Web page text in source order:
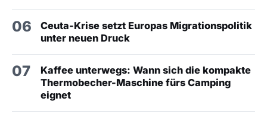
06
Ceuta-Krise setzt Europas Migrationspolitik
unter neuen Druck
07
Kaffee unterwegs: Wann sich die kompakte
Thermobecher-Maschine fürs Camping
eignet